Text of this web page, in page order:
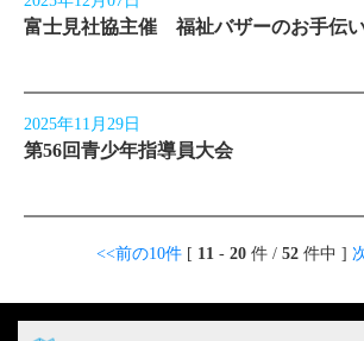
富士見社協主催 福祉バザーのお手伝
2025年11月29日
第56回青少年指導員大会
<<前の10件[ 11- 20件 / 52件中 ]